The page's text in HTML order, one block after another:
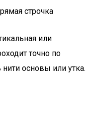
строчка
или
точно по
основы или утка.